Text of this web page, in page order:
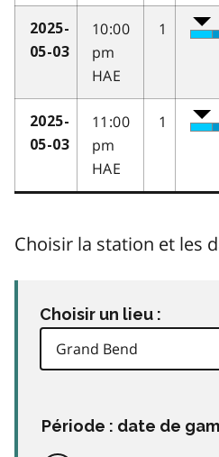
2025-
05-03
10:00
pm
HAE
1
2025-
05-03
11:00
pm
HAE
1
Choisir la station et les
Choisir un lieu :
Période : date de